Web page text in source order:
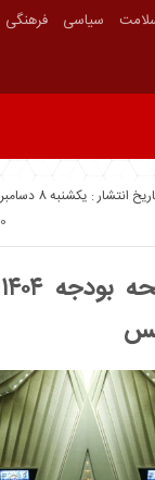
سیاسی فرهنگی
انتشار : یکشنبه 8 دسامبر 2024 - 5:45
0 نظر